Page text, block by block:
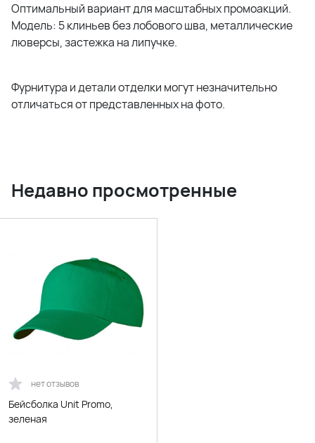
Оптимальный вариант для масштабных промоакций.
Модель: 5 клиньев без лобового шва, металлические
люверсы, застежка на липучке.
Фурнитура и детали отделки могут незначительно
отличаться от представленных на фото.
Недавно просмотренные
нет отзывов
Бейсболка Unit Promo,
зеленая